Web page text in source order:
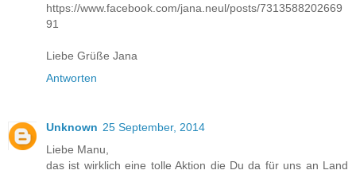
https://www.facebook.com/jana.neul/posts/7313588202669
91
Liebe Grüße Jana
Antworten
Unknown 25 September, 2014
Liebe Manu,
das ist wirklich eine tolle Aktion die Du da für uns an Land